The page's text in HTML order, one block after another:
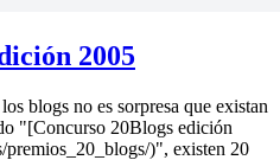
2005
blogs no es sorpresa que existan
"[Concurso 20Blogs edición
)", existen 20